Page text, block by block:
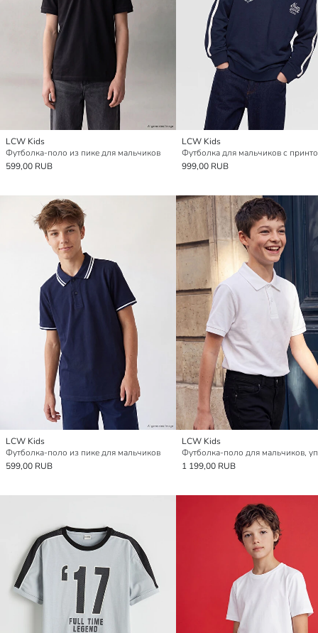
LCW Kids
Футболка-поло из пике для мальчиков
599,00 RUB
LCW Kids
999,00 RUB
LCW Kids
Футболка-поло из пике для мальчиков
599,00 RUB
LCW Kids
1 199,00 RUB